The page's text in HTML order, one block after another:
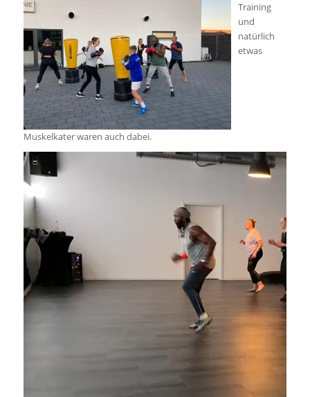
Training
und
natürlich
etwas
Muskelkater waren auch dabei.